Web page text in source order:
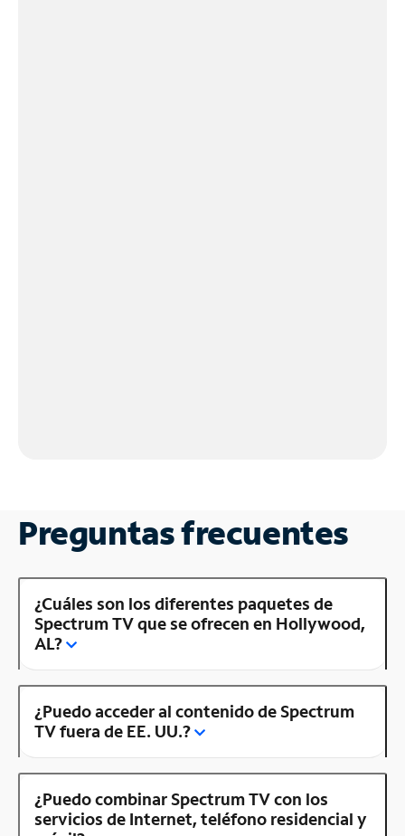
Preguntas frecuentes
¿Cuáles son los diferentes paquetes de
Spectrum TV que se ofrecen en Hollywood,
AL?
¿Puedo acceder al contenido de Spectrum
TV fuera de EE. UU.?
¿Puedo combinar Spectrum TV con los
servicios de Internet, teléfono residencial y